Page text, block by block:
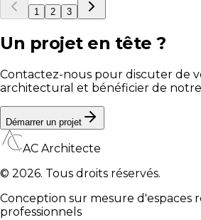
1 2 3
Un projet en tête ?
Contactez-nous pour discuter de
architectural et bénéficier de
Démarrer un projet
AC Architecte
© 2026. Tous droits réservés.
Conception sur mesure d'espaces
professionnels